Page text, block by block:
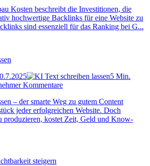
Kosten beschreibt die Investitionen, die
hochwertige Backlinks für eine Website zu
sind essenziell für das Ranking bei G...
5 Min.
Kommentare
– der smarte Weg zu gutem Content
jeder erfolgreichen Website. Doch
produzieren, kostet Zeit, Geld und Know-
steigern